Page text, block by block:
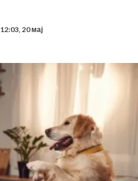
12:03, 20 мај